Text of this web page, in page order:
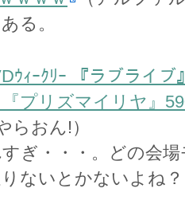
る。
ｳｨｰｸﾘｰ 『ラブライ
『プリズマイリヤ』
らおん!）
ぎ・・・。どの会
ないとかないよね